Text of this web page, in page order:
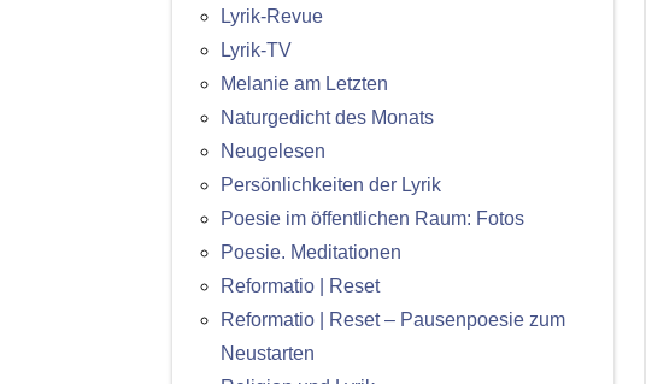
Lyrik-Revue
Lyrik-TV
Melanie am Letzten
Naturgedicht des Monats
Neugelesen
Persönlichkeiten der Lyrik
Poesie im öffentlichen Raum: Fotos
Poesie. Meditationen
Reformatio | Reset
Reformatio | Reset – Pausenpoesie zum
Neustarten